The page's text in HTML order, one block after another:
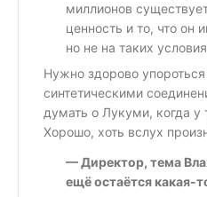
миллионов
ценность и то, что он
но не на таких
Нужно здорово
синтетическими
думать о Лукуми, когда у
Хорошо, хоть вслух
— Директор, тема
ещё остаётся какая-